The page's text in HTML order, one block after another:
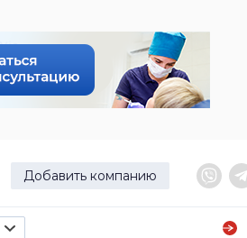
Добавить компанию